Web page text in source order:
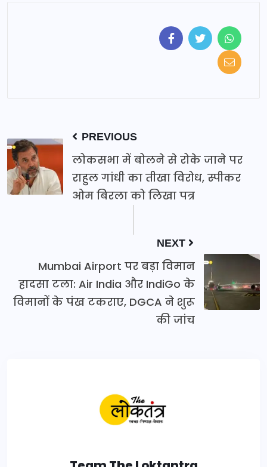
PREVIOUS
लोकसभा में बोलने से रोके जाने पर
राहुल गांधी का तीखा विरोध, स्पीकर
ओम बिरला को लिखा पत्र
NEXT
Mumbai Airport पर बड़ा विमान
हादसा टला: Air India और IndiGo के
विमानों के पंख टकराए, DGCA ने शुरू
की जांच